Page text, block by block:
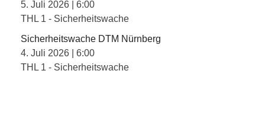
5. Juli 2026
6:00
THL 1 - Sicherheitswache
Sicherheitswache DTM Nürnberg
4. Juli 2026
6:00
THL 1 - Sicherheitswache